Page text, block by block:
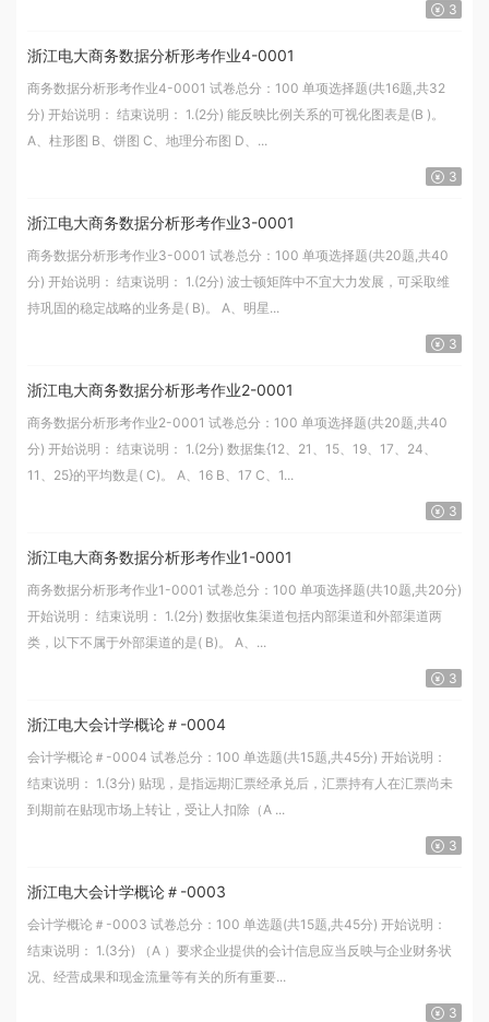
3
浙江电大商务数据分析形考作业4-0001
商务数据分析形考作业4-0001 试卷总分：100 单项选择题(共16题,共32
分) 开始说明： 结束说明： 1.(2分) 能反映比例关系的可视化图表是(B )。
A、柱形图 B、饼图 C、地理分布图 D、...
3
浙江电大商务数据分析形考作业3-0001
商务数据分析形考作业3-0001 试卷总分：100 单项选择题(共20题,共40
分) 开始说明： 结束说明： 1.(2分) 波士顿矩阵中不宜大力发展，可采取维
持巩固的稳定战略的业务是( B)。 A、明星...
3
浙江电大商务数据分析形考作业2-0001
商务数据分析形考作业2-0001 试卷总分：100 单项选择题(共20题,共40
分) 开始说明： 结束说明： 1.(2分) 数据集{12、21、15、19、17、24、
11、25}的平均数是( C)。 A、16 B、17 C、1...
3
浙江电大商务数据分析形考作业1-0001
商务数据分析形考作业1-0001 试卷总分：100 单项选择题(共10题,共20分)
开始说明： 结束说明： 1.(2分) 数据收集渠道包括内部渠道和外部渠道两
类，以下不属于外部渠道的是( B)。 A、...
3
浙江电大会计学概论＃-0004
会计学概论＃-0004 试卷总分：100 单选题(共15题,共45分) 开始说明：
结束说明： 1.(3分) 贴现，是指远期汇票经承兑后，汇票持有人在汇票尚未
到期前在贴现市场上转让，受让人扣除（A ...
3
浙江电大会计学概论＃-0003
会计学概论＃-0003 试卷总分：100 单选题(共15题,共45分) 开始说明：
结束说明： 1.(3分) （A ）要求企业提供的会计信息应当反映与企业财务状
况、经营成果和现金流量等有关的所有重要...
3